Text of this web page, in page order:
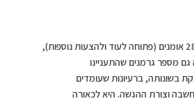
בתערוכה משתתפים 28 אומנים (פתוחה לעוד ולהצעות נוספות),
מספר גרמנים שהתעניינו
בשונותה, ברעיונות שעומדים
וצורת ההגשה. היא לכאורה